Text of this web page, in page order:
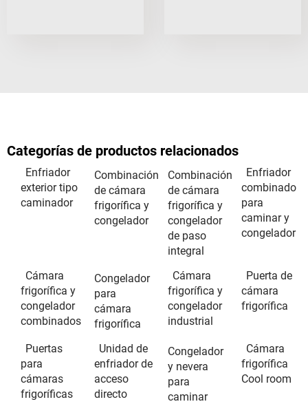
Categorías de productos relacionados
Enfriador
exterior tipo
caminador
Combinación
de cámara
frigorífica y
congelador
Combinación
de cámara
frigorífica y
congelador
de paso
integral
Enfriador
combinado
para
caminar y
congelador
Cámara
frigorífica y
congelador
combinados
Congelador
para
cámara
frigorífica
Cámara
frigorífica y
congelador
industrial
Puerta de
cámara
frigorífica
Puertas
para
cámaras
frigoríficas
Unidad de
enfriador de
acceso
directo
Congelador
y nevera
para
caminar
Cámara
frigorífica
Cool room